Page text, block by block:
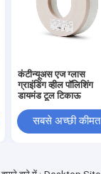
कंटीन्यूअस एज ग्लास
ग्राइंडिंग व्हील पॉलिशिंग
डायमंड टूल टिकाऊ
सबसे अच्छी कीमत